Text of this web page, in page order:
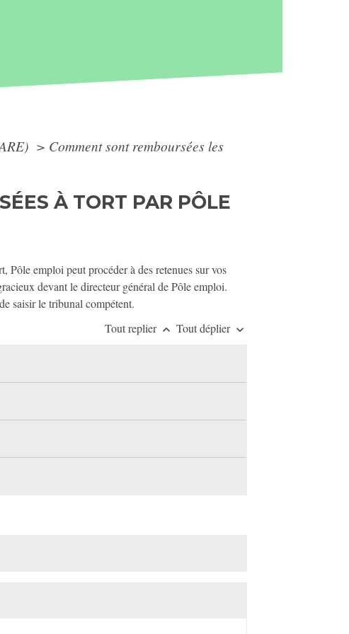
> Comment sont remboursées les
À TORT PAR PÔLE
Pôle emploi peut procéder à des retenues sur vos
devant le directeur général de Pôle emploi.
saisir le tribunal compétent.
Tout replier keyboard_arrow_up Tout déplier keyboard_arrow_down